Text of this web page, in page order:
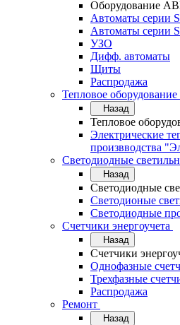
Оборудование
Автоматы серии S
Автоматы серии
УЗО
Дифф. автоматы
Щиты
Распродажа
Тепловое оборудование
Назад
Тепловое
Электрические
произвводства
Светодиодные
Назад
Светодиодные
Светодионые
Светодиодные
Счетчики энергоучета
Назад
Счетчики
Однофазные
Трехфазные
Распродажа
Ремонт
Назад